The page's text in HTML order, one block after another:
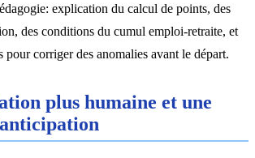
explication du calcul de points, des
des conditions du cumul emploi-retraite, et
pour corriger des anomalies avant le départ.
plus humaine et une